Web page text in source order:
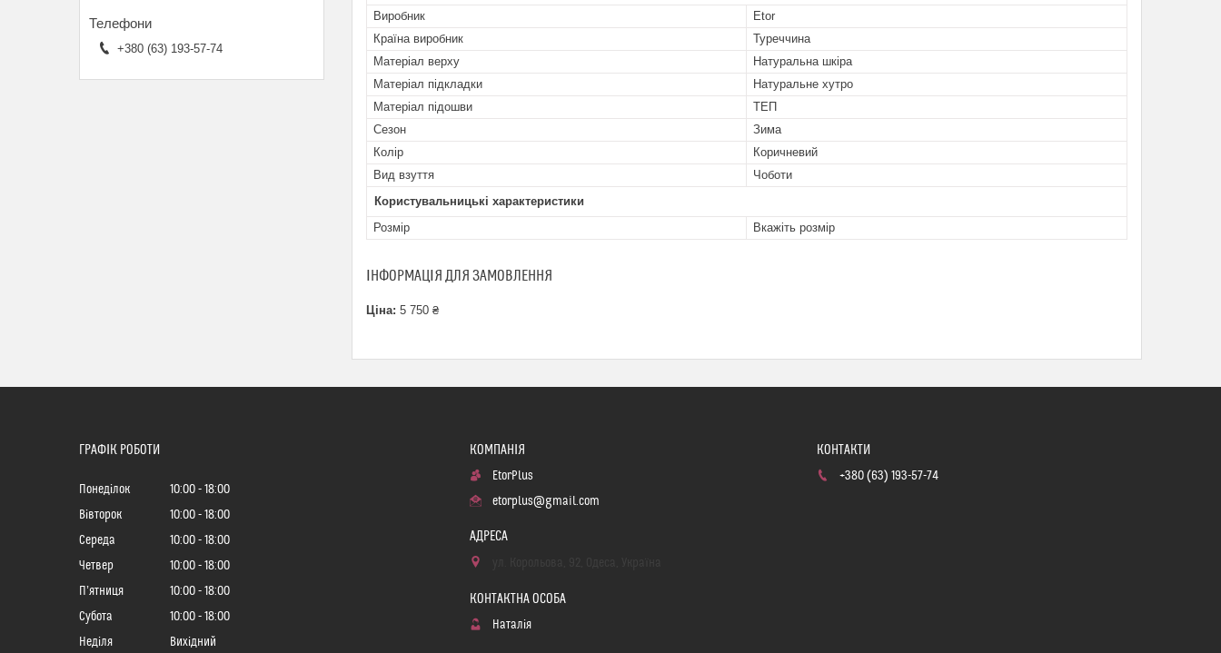
Виробник
Etor
Країна виробник
Туреччина
Матеріал верху
Натуральна шкіра
Матеріал підкладки
Натуральне хутро
Матеріал підошви
ТЕП
Сезон
Зима
Колір
Коричневий
Вид взуття
Чоботи
Користувальницькі характеристики
Розмір
Вкажіть розмір
ІНФОРМАЦІЯ ДЛЯ ЗАМОВЛЕННЯ
Ціна: 5 750 ₴
+380 (63) 193-57-74
ГРАФІК РОБОТИ
Понеділок 10:00
18:00
Вівторок
10:00
18:00
Середа
10:00
18:00
Четвер
10:00
18:00
Пʼятниця
10:00
18:00
Субота
10:00
18:00
Неділя
Вихідний
EtorPlus
etorplus@gmail.com
Наталія
+380 (63) 193-57-74